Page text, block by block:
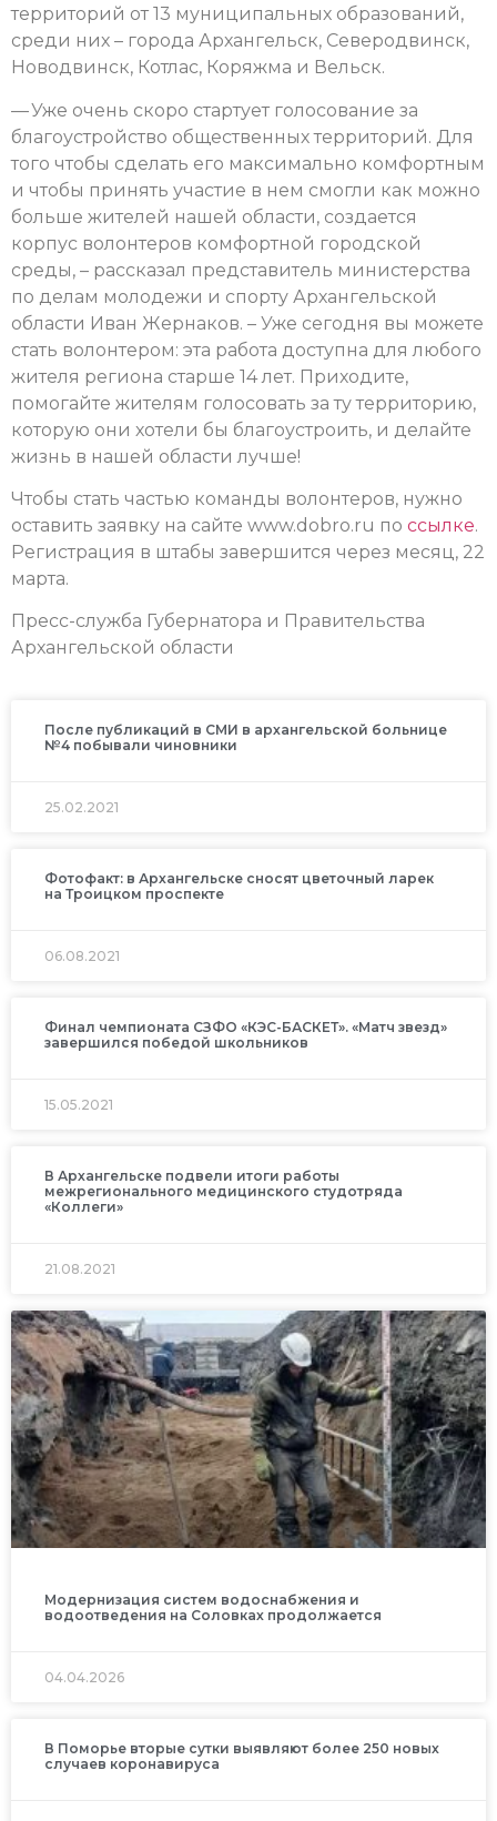
территорий от 13 муниципальных образований,
среди них – города Архангельск, Северодвинск,
Новодвинск, Котлас, Коряжма и Вельск.
— Уже очень скоро стартует голосование за
благоустройство общественных территорий. Для
того чтобы сделать его максимально комфортным
и чтобы принять участие в нем смогли как можно
больше жителей нашей области, создается
корпус волонтеров комфортной городской
среды, – рассказал представитель министерства
по делам молодежи и спорту Архангельской
области Иван Жернаков. – Уже сегодня вы можете
стать волонтером: эта работа доступна для любого
жителя региона старше 14 лет. Приходите,
помогайте жителям голосовать за ту территорию,
которую они хотели бы благоустроить, и делайте
жизнь в нашей области лучше!
Чтобы стать частью команды волонтеров, нужно
оставить заявку на сайте www.dobro.ru по ссылке.
Регистрация в штабы завершится через месяц, 22
марта.
Пресс-служба Губернатора и Правительства
Архангельской области
После публикаций в СМИ в архангельской больнице
№4 побывали чиновники
25.02.2021
Фотофакт: в Архангельске сносят цветочный ларек
на Троицком проспекте
06.08.2021
Финал чемпионата СЗФО «КЭС-БАСКЕТ». «Матч звезд»
завершился победой школьников
15.05.2021
В Архангельске подвели итоги работы
межрегионального медицинского студотряда
«Коллеги»
21.08.2021
Модернизация систем водоснабжения и
водоотведения на Соловках продолжается
04.04.2026
В Поморье вторые сутки выявляют более 250 новых
случаев коронавируса